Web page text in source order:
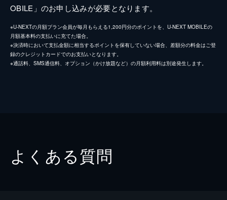
OBILE」のお申し込みが必要となります。
※U-NEXTの月額プラン会員が毎月もらえる1,200円分のポイントを、U-NEXT MOBILEの
月額基本料の支払いに充てた場合。
※決済時において支払金額に相当するポイントを保有していない場合、差額分の料金はご登
録のクレジットカードでのお支払いとなります。
※通話料、SMS通信料、オプション（かけ放題など）の月額利用料は別途発生します。
よくある質問